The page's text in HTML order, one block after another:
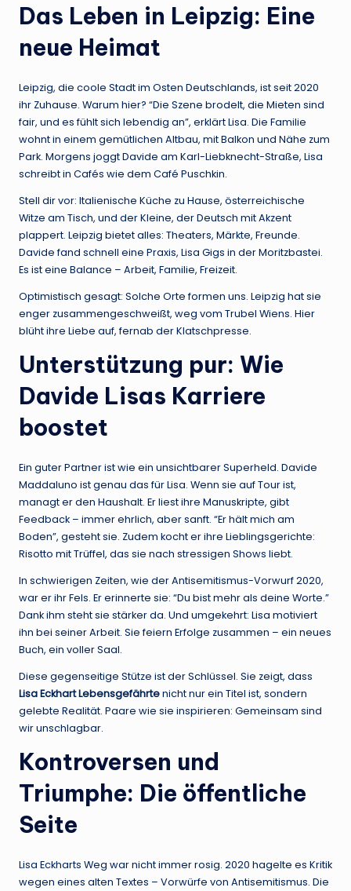
Das Leben in Leipzig: Eine
neue Heimat
Leipzig, die coole Stadt im Osten Deutschlands, ist seit 2020
ihr Zuhause. Warum hier? “Die Szene brodelt, die Mieten sind
fair, und es fühlt sich lebendig an”, erklärt Lisa. Die Familie
wohnt in einem gemütlichen Altbau, mit Balkon und Nähe zum
Park. Morgens joggt Davide am Karl-Liebknecht-Straße, Lisa
schreibt in Cafés wie dem Café Puschkin.
Stell dir vor: Italienische Küche zu Hause, österreichische
Witze am Tisch, und der Kleine, der Deutsch mit Akzent
plappert. Leipzig bietet alles: Theaters, Märkte, Freunde.
Davide fand schnell eine Praxis, Lisa Gigs in der Moritzbastei.
Es ist eine Balance – Arbeit, Familie, Freizeit.
Optimistisch gesagt: Solche Orte formen uns. Leipzig hat sie
enger zusammengeschweißt, weg vom Trubel Wiens. Hier
blüht ihre Liebe auf, fernab der Klatschpresse.
Unterstützung pur: Wie
Davide Lisas Karriere
boostet
Ein guter Partner ist wie ein unsichtbarer Superheld. Davide
Maddaluno ist genau das für Lisa. Wenn sie auf Tour ist,
managt er den Haushalt. Er liest ihre Manuskripte, gibt
Feedback – immer ehrlich, aber sanft. “Er hält mich am
Boden”, gesteht sie. Zudem kocht er ihre Lieblingsgerichte:
Risotto mit Trüffel, das sie nach stressigen Shows liebt.
In schwierigen Zeiten, wie der Antisemitismus-Vorwurf 2020,
war er ihr Fels. Er erinnerte sie: “Du bist mehr als deine Worte.”
Dank ihm steht sie stärker da. Und umgekehrt: Lisa motiviert
ihn bei seiner Arbeit. Sie feiern Erfolge zusammen – ein neues
Buch, ein voller Saal.
Diese gegenseitige Stütze ist der Schlüssel. Sie zeigt, dass
Lisa Eckhart Lebensgefährtenicht nur ein Titel ist, sondern
gelebte Realität. Paare wie sie inspirieren: Gemeinsam sind
wir unschlagbar.
Kontroversen und
Triumphe: Die öffentliche
Seite
Lisa Eckharts Weg war nicht immer rosig. 2020 hagelte es Kritik
wegen eines alten Textes – Vorwürfe von Antisemitismus. Die